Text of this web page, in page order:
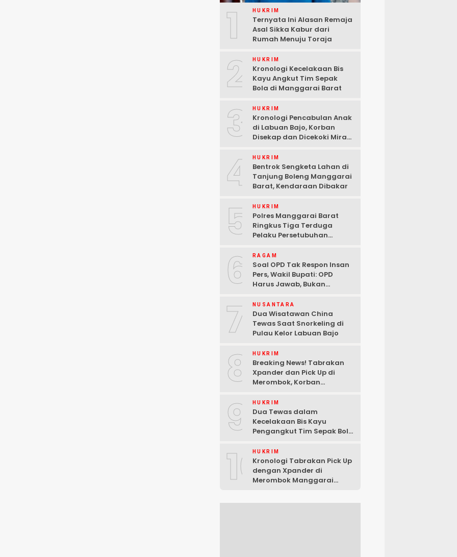
1 HUKRIM
Ternyata Ini Alasan Remaja
Asal Sikka Kabur dari
Rumah Menuju Toraja
2 HUKRIM
Kronologi Kecelakaan Bis
Kayu Angkut Tim Sepak
Bola di Manggarai Barat
3 HUKRIM
Kronologi Pencabulan Anak
di Labuan Bajo, Korban
Disekap dan Dicekoki Miras,
4 HUKRIM
Bentrok Sengketa Lahan di
Tanjung Boleng Manggarai
Barat, Kendaraan Dibakar
5 HUKRIM
Polres Manggarai Barat
Ringkus Tiga Terduga
Pelaku Persetubuhan
Bajo
6 RAGAM
Soal OPD Tak Respon Insan
Pers, Wakil Bupati: OPD
Harus Jawab, Bukan
7 NUSANTARA
Dua Wisatawan China
Tewas Saat Snorkeling di
Pulau Kelor Labuan Bajo
8 HUKRIM
Breaking News! Tabrakan
Xpander dan Pick Up di
Merombok, Korban
9 HUKRIM
Dua Tewas dalam
Kecelakaan Bis Kayu
Pengangkut Tim Sepak Bola
10HUKRIM
Kronologi Tabrakan Pick Up
dengan Xpander di
Merombok Manggarai